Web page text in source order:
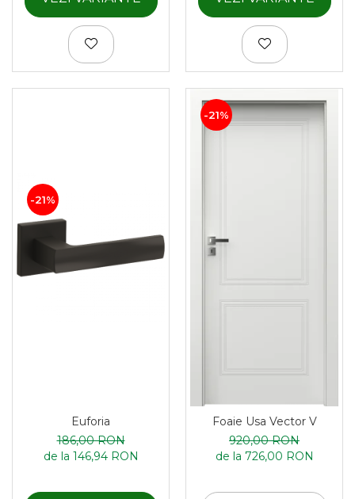
-21%
Euforia
186,00 RON
de la 146,94 RON
-21%
Foaie Usa Vector V
920,00 RON
de la 726,00 RON